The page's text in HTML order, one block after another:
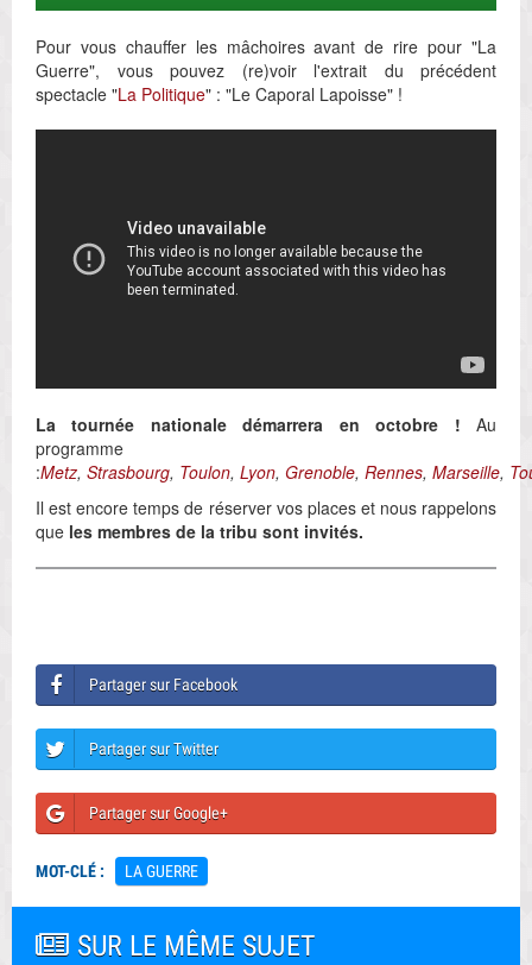
Pour vous chauffer les mâchoires avant de rire pour "La
Guerre", vous pouvez (re)voir l'extrait du précédent
spectacle "La Politique" : "Le Caporal Lapoisse" !
La tournée nationale démarrera en octobre ! Au
programme
:Metz, Strasbourg, Toulon, Lyon, Grenoble, Rennes, Marseille,
Il est encore temps de réserver vos places et nous rappelons
que les membres de la tribu sont invités.
Partager sur Facebook
Partager sur Twitter
Partager sur Google+
MOT-CLÉ : LA GUERRE
SUR LE MÊME SUJET